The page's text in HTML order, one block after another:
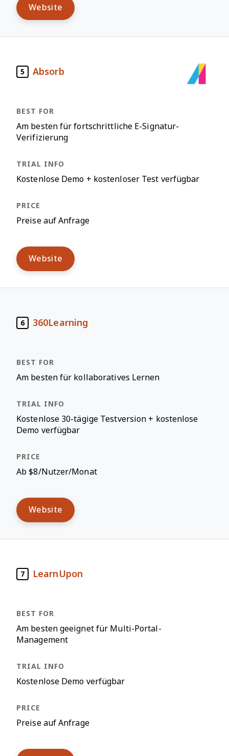
Website
5 Absorb
Am besten für fortschrittliche E-Signatur-
Verifizierung
Kostenlose Demo + kostenloser Test verfügbar
Preise auf Anfrage
Website
6 360Learning
Am besten für kollaboratives Lernen
Kostenlose 30-tägige Testversion + kostenlose
Demo verfügbar
Ab $8/Nutzer/Monat
Website
7 LearnUpon
Am besten geeignet für Multi-Portal-
Management
Kostenlose Demo verfügbar
Preise auf Anfrage